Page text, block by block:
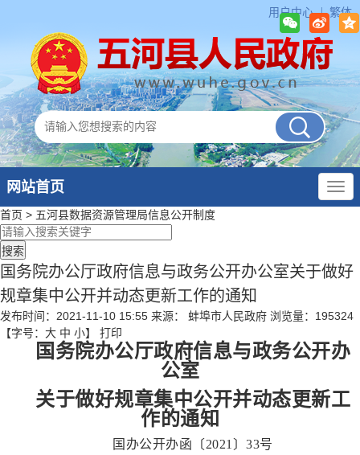
用户中心 繁体
网站首页
首页 > 五河县数据资源管理局信息公开制度
国务院办公厅政府信息与政务公开办公室关于做好
规章集中公开并动态更新工作的通知
发布时间：2021-11-10 15:55 来源： 蚌埠市人民政府 浏览量： 195324
【字号： 大 中 小】 打印
国务院办公厅政府信息与政务公开办
公室
关于做好规章集中公开并动态更新工
作的通知
国办公开办函〔2021〕33号